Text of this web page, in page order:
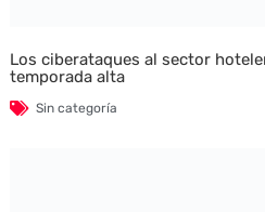
Los ciberataques al sector
temporada alta
Sin categoría